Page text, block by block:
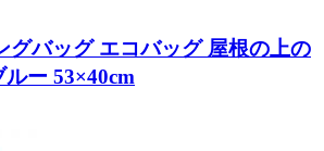
グバッグ エコバッグ 屋根の上の
ー 53×40cm